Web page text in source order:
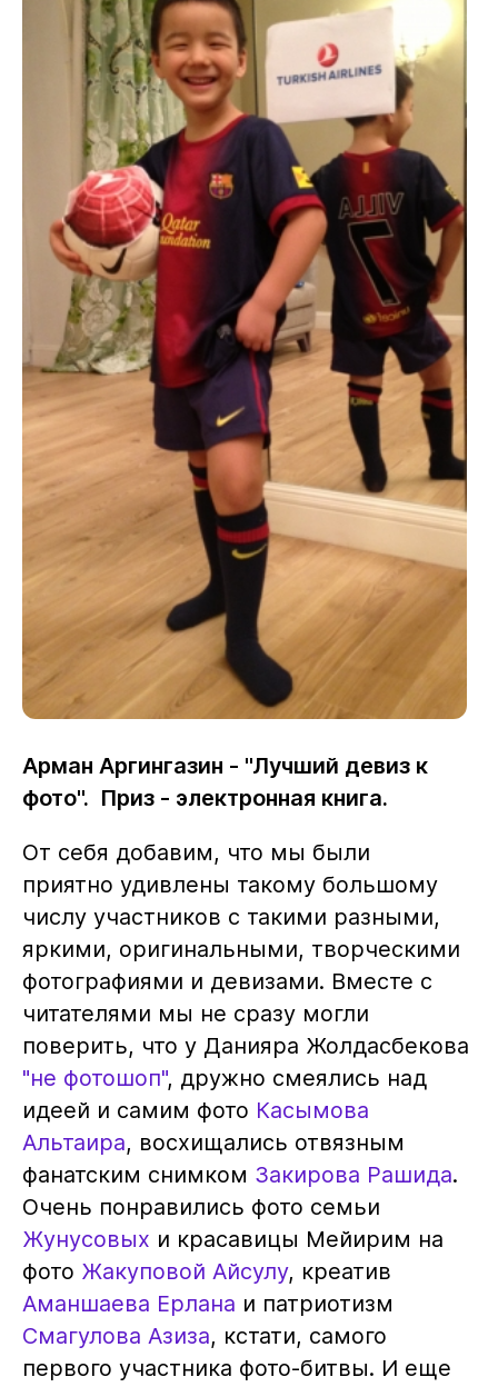
Арман Аргингазин - "Лучший девиз к
фото". Приз - электронная книга.
От себя добавим, что мы были
приятно удивлены такому большому
числу участников с такими разными,
яркими, оригинальными, творческими
фотографиями и девизами. Вместе с
читателями мы не сразу могли
поверить, что у Данияра Жолдасбекова
"не фотошоп", дружно смеялись над
идеей и самим фото Касымова
Альтаира, восхищались отвязным
фанатским снимком Закирова Рашида.
Очень понравились фото семьи
Жунусовых и красавицы Мейирим на
фото Жакуповой Айсулу, креатив
Аманшаева Ерлана и патриотизм
Смагулова Азиза, кстати, самого
первого участника фото-битвы. И еще